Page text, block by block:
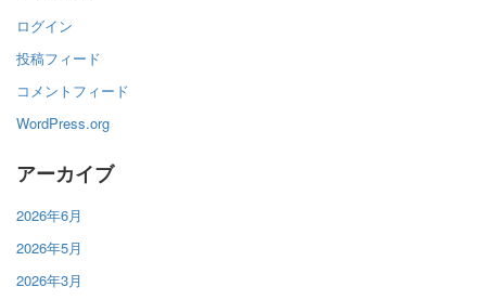
ログイン
投稿フィード
コメントフィード
WordPress.org
アーカイブ
2026年6月
2026年5月
2026年3月